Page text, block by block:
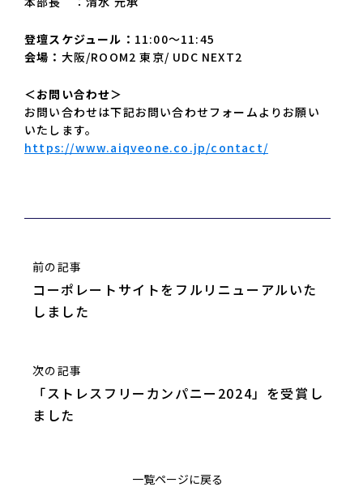
登壇スケジュール： 11:00～11:45
会場： 大阪/ROOM2 東京/ UDC NEXT2
＜お問い合わせ＞
お問い合わせは下記お問い合わせフォームよりお願い
いたします。
https://www.aiqveone.co.jp/contact/
前の記事
コーポレートサイトをフルリニューアルいた
しました
次の記事
「ストレスフリーカンパニー2024」を受賞し
ました
一覧ページに戻る